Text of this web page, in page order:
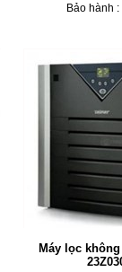
Bảo hành
Máy lọc